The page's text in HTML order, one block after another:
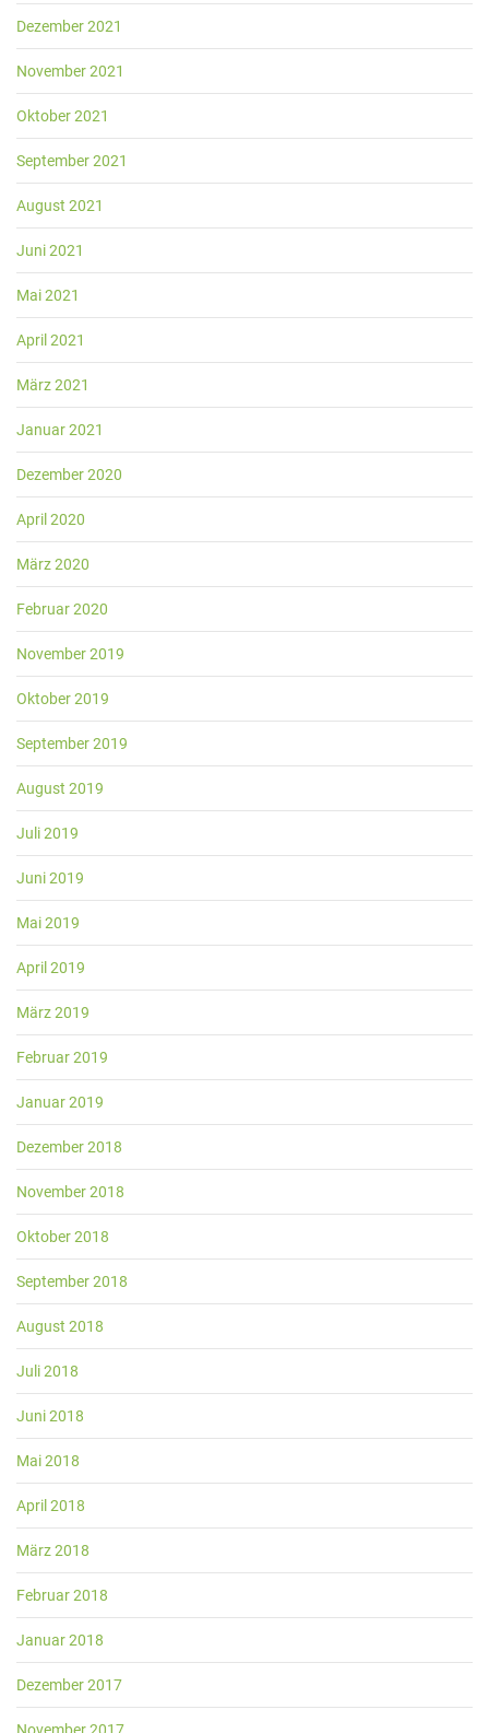
Dezember 2021
November 2021
Oktober 2021
September 2021
August 2021
Juni 2021
Mai 2021
April 2021
März 2021
Januar 2021
Dezember 2020
April 2020
März 2020
Februar 2020
November 2019
Oktober 2019
September 2019
August 2019
Juli 2019
Juni 2019
Mai 2019
April 2019
März 2019
Februar 2019
Januar 2019
Dezember 2018
November 2018
Oktober 2018
September 2018
August 2018
Juli 2018
Juni 2018
Mai 2018
April 2018
März 2018
Februar 2018
Januar 2018
Dezember 2017
November 2017